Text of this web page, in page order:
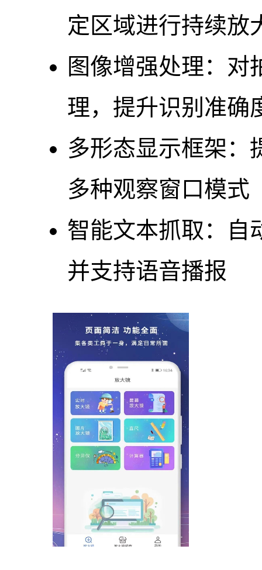
定区域进行持续放
图像增强处理：对
理，提升识别准确
多形态显示框架：
多种观察窗口模式
智能文本抓取：自
并支持语音播报